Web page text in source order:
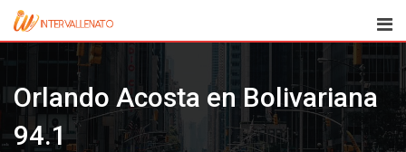
Skip
Orlando Acosta en Bolivariana
94.1